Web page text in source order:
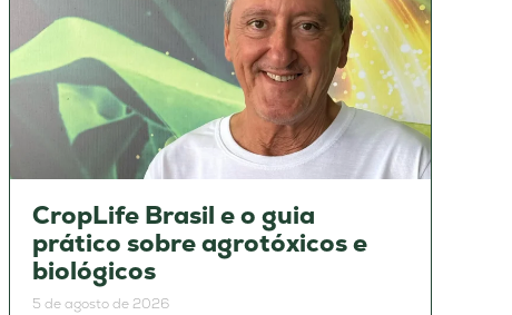
CropLife Brasil e o guia
prático sobre agrotóxicos e
biológicos
5 de agosto de 2026